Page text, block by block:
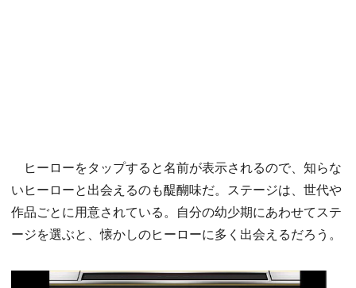
ヒーローをタップすると名前が表示されるので、知らな
いヒーローと出会えるのも醍醐味だ。ステージは、世代や
作品ごとに用意されている。自分の幼少期にあわせてステ
ージを選ぶと、懐かしのヒーローに多く出会えるだろう。